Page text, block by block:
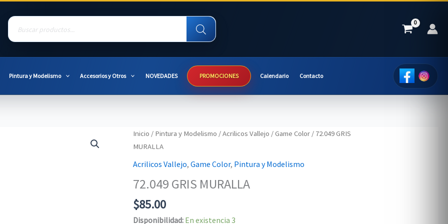
Products
search
Pintura y Modelismo Accesorios y Otros NOVEDADES PROMOCIONES Calendario Contacto
Inicio / Pintura y Modelismo /Acrilicos Vallejo /Game Color/ 72.049 GRIS
MURALLA
Acrilicos Vallejo, Game Color, Pintura y Modelismo
72.049 GRIS MURALLA
$85.00
Disponibilidad: En existencia 3